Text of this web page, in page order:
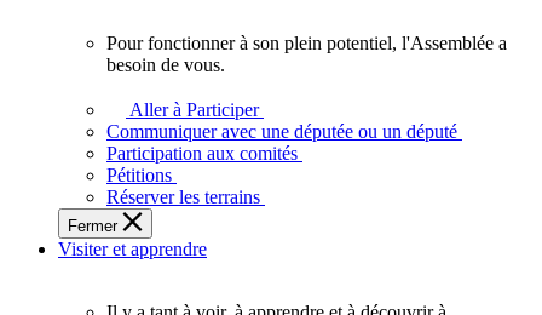
plein
potentiel,
l'Assemblée
a
besoin
de
Pour fonctionner à son plein potentiel, l'Assemblée a
besoin de vous.
Aller à Participer
Communiquer avec une députée ou un député
Participation aux comités
Pétitions
Réserver les terrains
Fermer
Visiter et apprendre